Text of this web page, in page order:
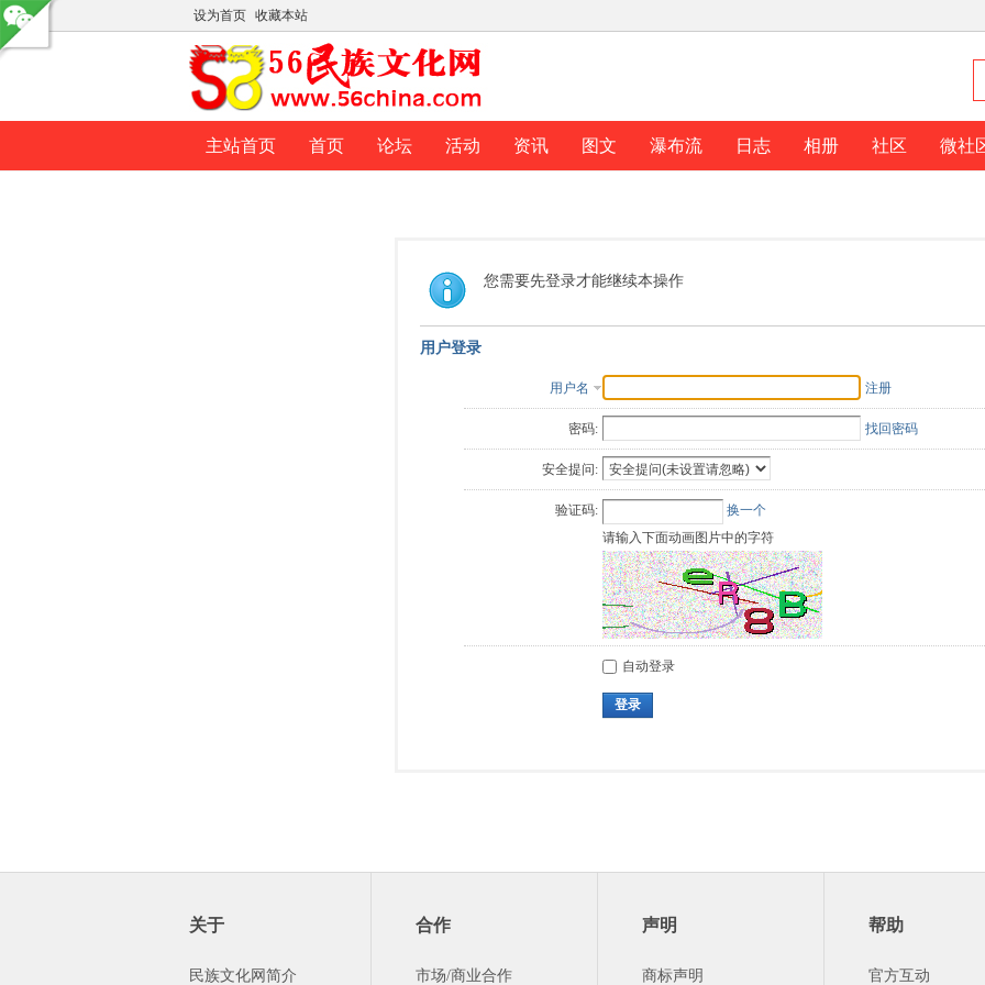
设为首页 收藏本站
主站首页 首页 论坛 活动 资讯 图文 瀑布流 日志 相册 社区 微社
您需要先登录才能继续本操作
用户登录
用户名 注册
密码: 找回密码
安全提问:
验证码:
换一个
请输入下面动画图片中的字符
自动登录
登录
关于
民族文化网简介
合作
市场/商业合作
声明
商标声明
帮助
官方互动